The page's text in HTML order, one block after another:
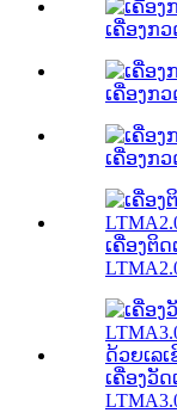
ເຄື່ອງກ
ເຄື່ອງກ
ເຄື່ອງກ
ເຄື່ອງຕິ
ເຄື່ອງວັ